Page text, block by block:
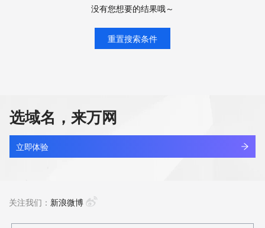
没有您想要的结果哦～
重置搜索条件
选域名，来万网
立即体验
关注我们： 新浪微博